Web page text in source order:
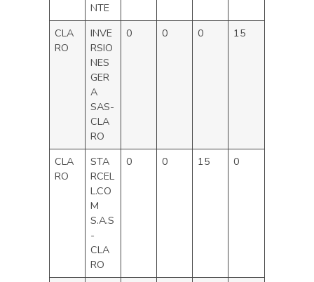
NTE
CLA
RO
INVE
RSIO
NES
GER
A
SAS-
CLA
RO
0 0 0 15
CLA
RO
STA
RCEL
L.CO
M
S.A.S
-
CLA
RO
0 0 15 0